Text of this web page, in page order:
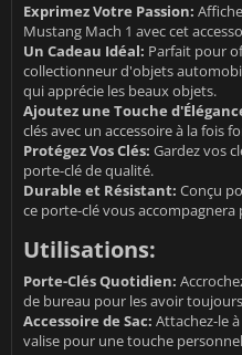
Exprimez Votre Passion:
Mustang Mach 1 avec cet
Un Cadeau Idéal: Parfait pour
collectionneur d'objets
qui apprécie les beaux objets.
Ajoutez une Touche
clés avec un accessoire à la fois
Protégez Vos Clés: Gardez vos
porte-clé de qualité.
Durable et Résistant: Conçu
ce porte-clé vous
Utilisations:
Porte-Clés Quotidien:
de bureau pour les avoir
Accessoire de Sac: Attachez-le
valise pour une touche